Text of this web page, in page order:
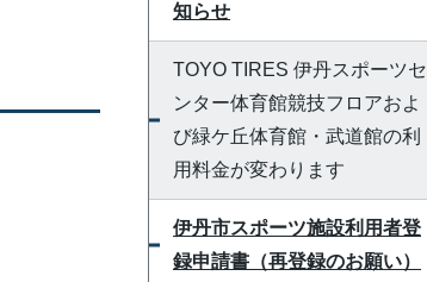
知らせ
TOYO TIRES 伊丹スポーツセ
ンター体育館競技フロアおよ
び緑ケ丘体育館・武道館の利
用料金が変わります
伊丹市スポーツ施設利用者登
録申請書（再登録のお願い）